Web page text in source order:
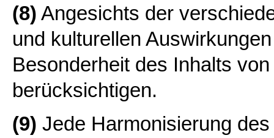
(8) Angesichts der
und kulturellen
Besonderheit des Inhalts
berücksichtigen.
(9) Jede Harmonisierung